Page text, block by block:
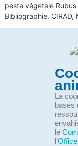
peste végétale Rubus
Bibliographie. CIRAD,
La
bases
le
l’